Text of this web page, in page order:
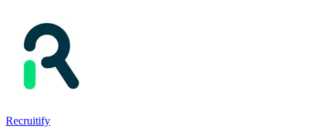
Recruitify